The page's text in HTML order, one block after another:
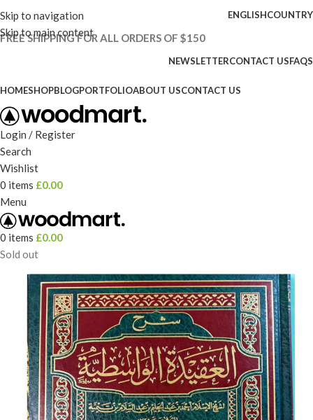
Skip to navigation
Skip to main content
ENGLISHCOUNTRY
FREE SHIPPING FOR ALL ORDERS OF $150
NEWSLETTERCONTACT USFAQS
HOMESHOPBLOGPORTFOLIOABOUT USCONTACT US
Login / Register
Search
Wishlist
0 items £0.00
Menu
0 items £0.00
Sold out